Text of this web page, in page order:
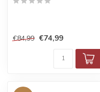
€84,99 €74,99